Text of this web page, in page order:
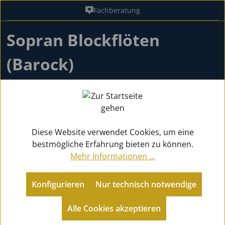
Zum Hauptinhalt springenFachberatung
Sopran Blockflöten
(Barock)
Die Sopranblockflöte mit barocker Griffweise gilt als der
„Goldstandard“ unter den Blockflöten. Während das
Zurück zu Blockflöten
Diese Website verwendet Cookies, um eine
bestmögliche Erfahrung bieten zu können.
Mehr Informationen ...
Konfigurieren
Alle Cookies akzeptieren
Nur technisch notwendige